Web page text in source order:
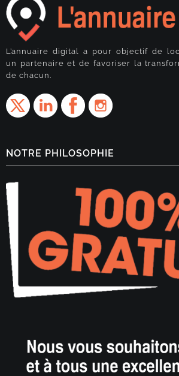
L’annuaire digital a pour objectif de
un partenaire et de favoriser la
de chacun.
NOTRE PHILOSOPHIE